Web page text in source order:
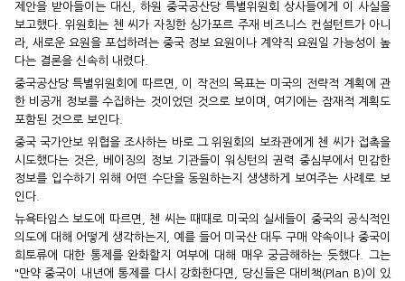
제안을 받아들이는 대신, 하원 중국공산당 특별위원회 상사들에게 이 사실을
보고했다. 위원회는 첸 씨가 자칭한 싱가포르 주재 비즈니스 컨설턴트가 아니
라, 새로운 요원을 포섭하려는 중국 정보 요원이나 계약직 요원일 가능성이 높
다는 결론을 신속히 내렸다.
중국공산당 특별위원회에 따르면, 이 작전의 목표는 미국의 전략적 계획에 관
한 비공개 정보를 수집하는 것이었던 것으로 보이며, 여기에는 잠재적 계획도
포함된 것으로 보인다.
중국 국가안보 위협을 조사하는 바로 그 위원회의 보좌관에게 첸 씨가 접촉을
시도했다는 것은, 베이징의 정보 기관들이 워싱턴의 권력 중심부에서 민감한
정보를 입수하기 위해 어떤 수단을 동원하는지 생생하게 보여주는 사례로 보
인다.
뉴욕타임스 보도에 따르면, 첸 씨는 때때로 미국의 실세들이 중국의 공식적인
의도에 대해 어떻게 생각하는지, 예를 들어 미국산 대두 구매 약속이나 중국이
희토류에 대한 통제를 완화할지 여부에 대해 매우 궁금해하는 듯했다. 그는
"만약 중국이 내년에 통제를 다시 강화한다면, 당신들은 대비책(Plan B)이 있